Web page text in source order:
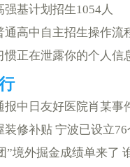
强基计划招生1054人
通高中自主招生操作流
惯正在泄露你的个人信
报中日友好医院肖某事
装修补贴 宁波已设立
”境外掘金成绩单来了